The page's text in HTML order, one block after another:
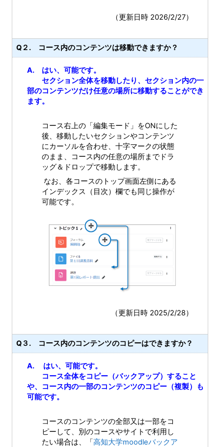
（更新日時 2026/2/27）
Q２. コース内のコンテンツは移動できますか？
A. はい、可能です。
セクション全体を移動したり、セクション内の一
部のコンテンツだけ任意の場所に移動することができ
ます。
コース右上の「編集モード」をONにした
後、移動したいセクションやコンテンツ
にカーソルを合わせ、十字マークの状態
のまま、コース内の任意の場所までドラ
ッグ＆ドロップで移動します。
なお、各コースのトップ画面左側にある
インデックス（目次）欄でも同じ操作が
可能です。
（更新日時 2025/2/28）
Q３. コース内のコンテンツのコピーはできますか？
A. はい、可能です。
コース全体をコピー（バックアップ）すること
や、コース内の一部のコンテンツのコピー（複製）も
可能です。
コースのコンテンツの全部又は一部をコ
ピーして、別のコースやサイトで利用し
たい場合は、「高知大学moodleバックア